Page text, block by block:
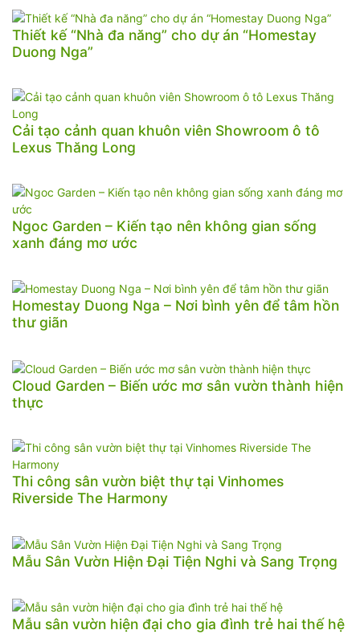
Thiết kế “Nhà đa năng” cho dự án “Homestay
Duong Nga”
Cải tạo cảnh quan khuôn viên Showroom ô tô
Lexus Thăng Long
Ngoc Garden – Kiến tạo nên không gian sống
xanh đáng mơ ước
Homestay Duong Nga – Nơi bình yên để tâm hồn
thư giãn
Cloud Garden – Biến ước mơ sân vườn thành hiện
thực
Thi công sân vườn biệt thự tại Vinhomes
Riverside The Harmony
Mẫu Sân Vườn Hiện Đại Tiện Nghi và Sang Trọng
Mẫu sân vườn hiện đại cho gia đình trẻ hai thế hệ